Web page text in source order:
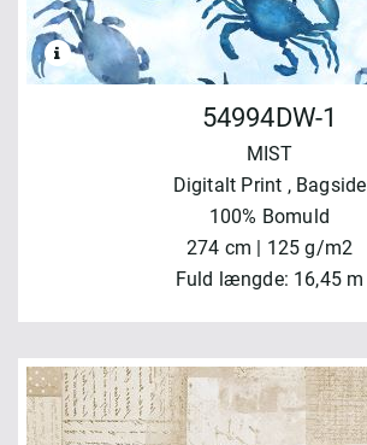
54994DW-1
MIST
Digitalt Print , Bagside
100% Bomuld
274 cm | 125 g/m2
Fuld længde: 16,45 m